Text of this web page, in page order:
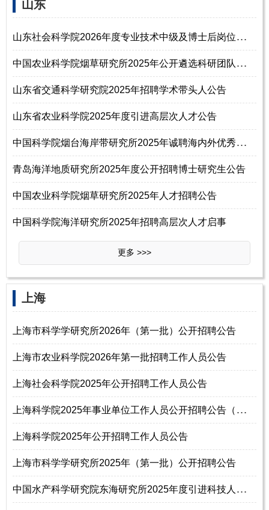
山东
山
东社会科学院2026年度专业技术中级及博士后岗位招聘公告
中
国农业科学院烟草研究所2025年公开遴选科研团队首席科学家公告
山东省交通科学研究院2025年招聘学术带头人公告
山东省农业科学院2025年度引进高层次人才公告
中
国科学院烟台海岸带研究所2025年诚聘海内外优秀青年人才
青岛海洋地质研究所2025年度公开招聘博士研究生公告
中国农业科学院烟草研究所2025年人才招聘公告
中国科学院海洋研究所2025年招聘高层次人才启事
更多 >>>
上海
上海市科学学研究所2026年（第一批）公开招聘公告
上海市农业科学院2026年第一批招聘工作人员公告
上海社会科学院2025年公开招聘工作人员公告
上
海科学院2025年事业单位工作人员公开招聘公告（第三批）
上海科学院2025年公开招聘工作人员公告
上海市科学学研究所2025年（第一批）公开招聘公告
中
国水产科学研究院东海研究所2025年度引进科技人才公告（一）